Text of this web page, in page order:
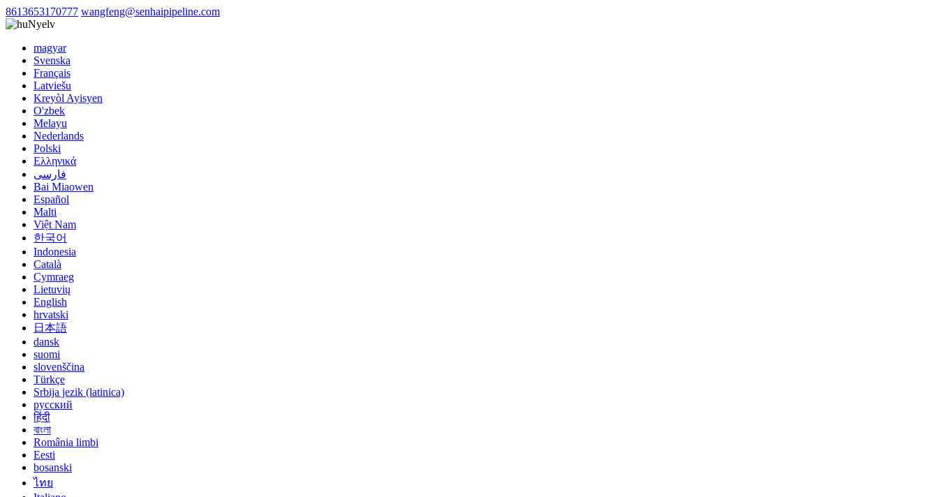
8613653170777 wangfeng@senhaipipeline.com
Nyelv
magyar
Svenska
Français
Latviešu
Kreyòl Ayisyen
O'zbek
Melayu
Nederlands
Polski
Ελληνικά
فارسی
Bai Miaowen
Español
Malti
Việt Nam
한국어
Indonesia
Català
Cymraeg
Lietuvių
English
hrvatski
日本語
dansk
suomi
slovenščina
Türkçe
Srbija jezik (latinica)
русский
हिंदी
বাংলা
România limbi
Eesti
bosanski
ไทย